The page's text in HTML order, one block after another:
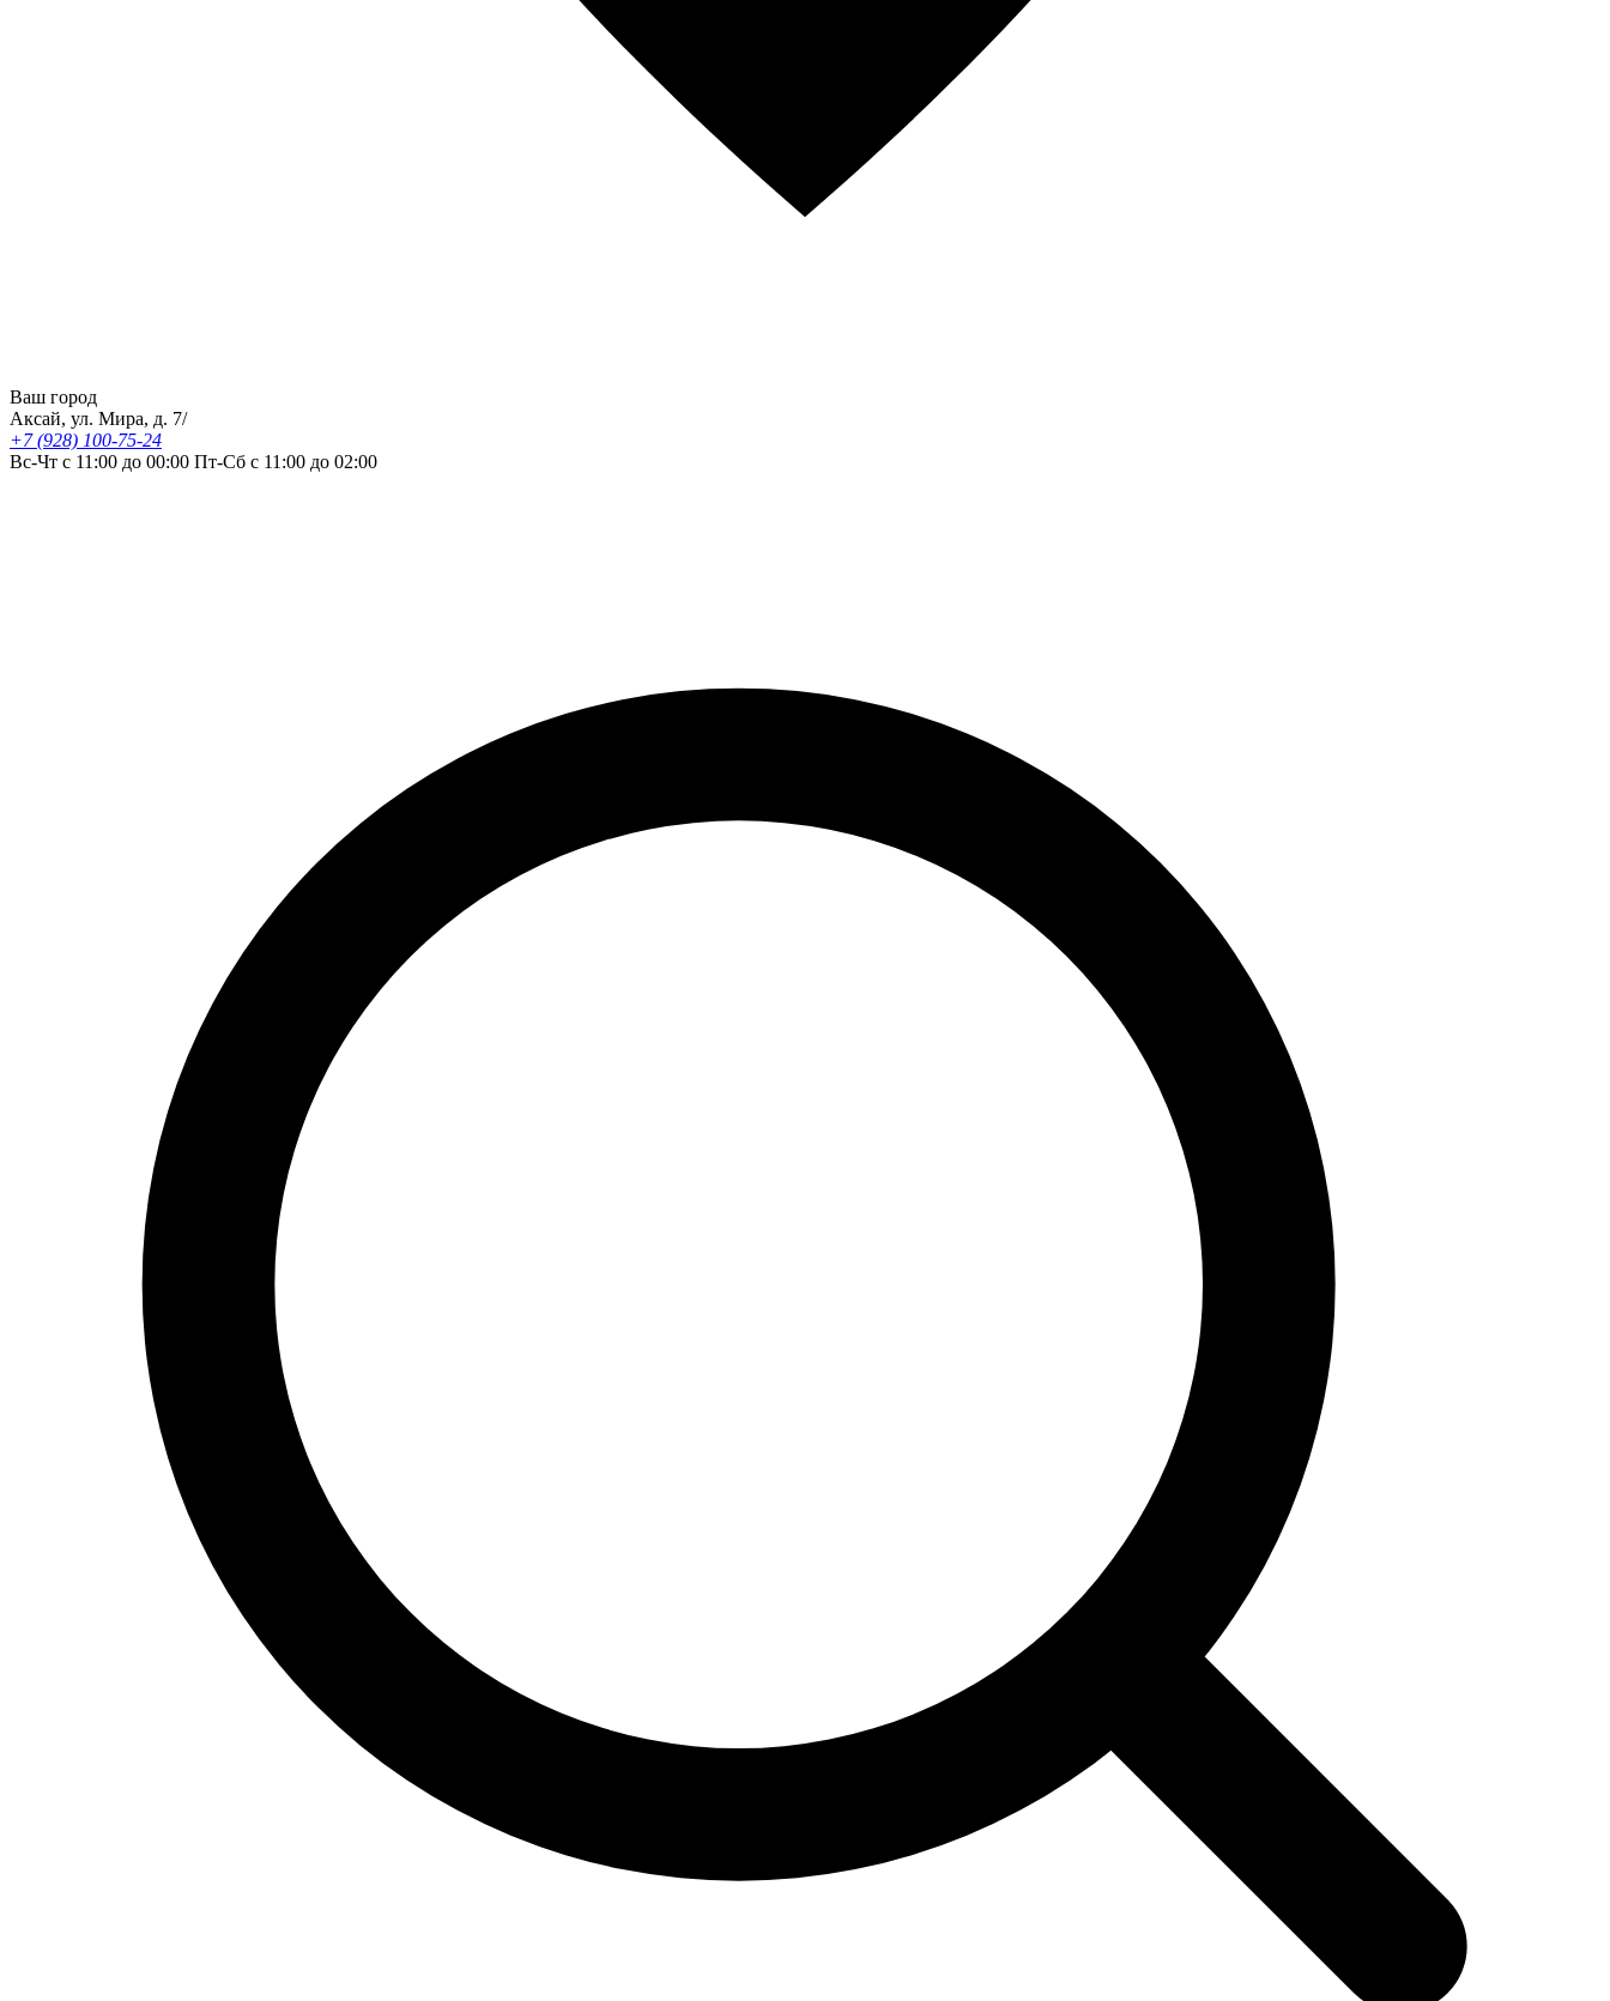
Ваш город
Аксай, ул. Мира, д. 7/
+7 (928) 100-75-24
Вс-Чт с 11:00 до 00:00 Пт-Сб с 11:00 до 02:00